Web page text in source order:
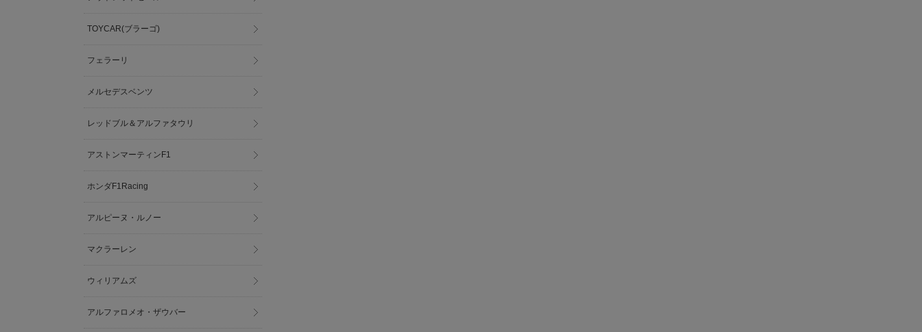
TOYCAR(ブラーゴ)
フェラーリ
メルセデスベンツ
レッドブル＆アルファタウリ
アストンマーティンF1
ホンダF1Racing
アルピーヌ・ルノー
マクラーレン
ウィリアムズ
アルファロメオ・ザウバー